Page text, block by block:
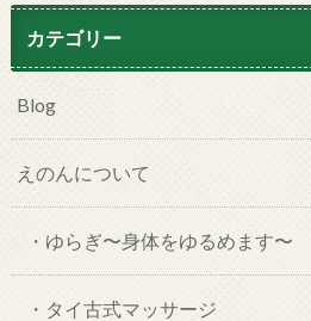
カテゴリー
Blog
えのんについて
・ゆらぎ〜身体をゆるめます〜
・タイ古式マッサージ